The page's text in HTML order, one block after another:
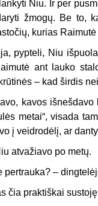
Niu. Ir per
žmogų. Be to,
kurias
pypteli, Niu
ant lauko
– kad širdis
kavos
metai“, visada
į veidrodėlį, ar
atvažiavo po metų.
pertrauka? –
čia praktiškai